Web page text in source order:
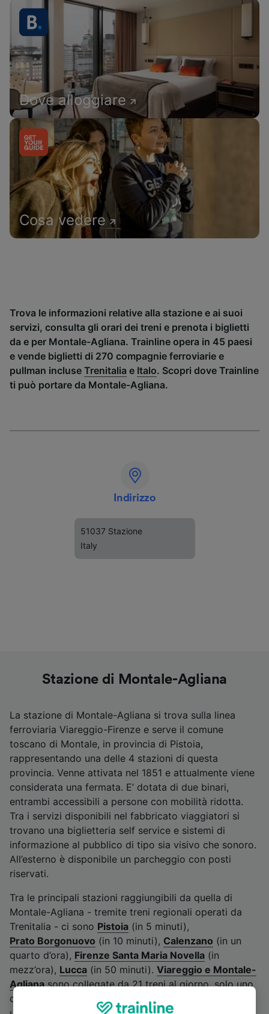
Dove alloggiare
Cosa vedere
Trova le informazioni relative alla stazione e ai suoi
servizi, consulta gli orari dei treni e prenota i biglietti
da e per Montale-Agliana. Trainline opera in 45 paesi
e vende biglietti di 270 compagnie ferroviarie e
pullman incluse Trenitalia e Italo. Scopri dove Trainline
ti può portare da Montale-Agliana.
Indirizzo
51037 Stazione
Italy
Stazione di Montale-Agliana
La stazione di Montale-Agliana si trova sulla linea
ferroviaria Viareggio-Firenze e serve il comune
toscano di Montale, in provincia di Pistoia,
rappresentando una delle 4 stazioni di questa
provincia. Venne attivata nel 1851 e attualmente viene
considerata una fermata. E’ dotata di due binari,
entrambi accessibili a persone con mobilità ridotta.
Tra i servizi disponibili nel fabbricato viaggiatori si
trovano una biglietteria self service e sistemi di
informazione al pubblico di tipo sia visivo che sonoro.
All’esterno è disponibile un parcheggio con posti
riservati.
Tra le principali stazioni raggiungibili da quella di
Montale-Agliana - tremite treni regionali operati da
Trenitalia - ci sono Pistoia (in 5 minuti),
Prato Borgonuovo (in 10 minuti), Calenzano (in un
quarto d’ora), Firenze Santa Maria Novella (in
mezz’ora), Lucca (in 50 minuti). Viareggio e Montale-
Aglianasono collegate da 21 treni al giorno, solo uno
diretto. Il tragitto può durare da un’ora e un quarto a